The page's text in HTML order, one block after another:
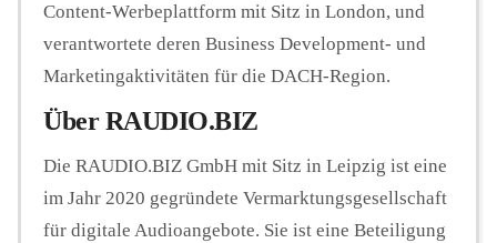
Content-Werbeplattform mit Sitz in London, und
verantwortete deren Business Development- und
Marketingaktivitäten für die DACH-Region.
Über RAUDIO.BIZ
Die RAUDIO.BIZ GmbH mit Sitz in Leipzig ist eine
im Jahr 2020 gegründete Vermarktungsgesellschaft
für digitale Audioangebote. Sie ist eine Beteiligung